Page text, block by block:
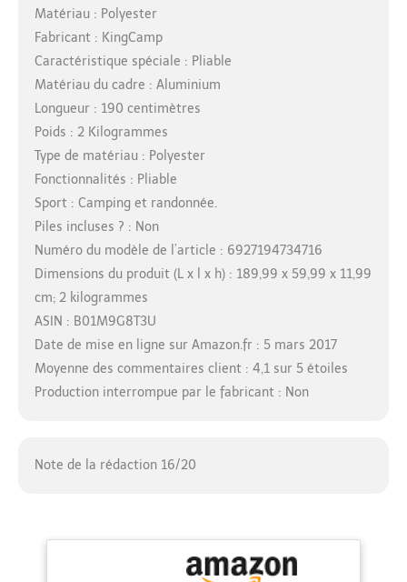
Matériau : Polyester
Fabricant : KingCamp
Caractéristique spéciale : Pliable
Matériau du cadre : Aluminium
Longueur : 190 centimètres
Poids : 2 Kilogrammes
Type de matériau : Polyester
Fonctionnalités : Pliable
Sport : Camping et randonnée.
Piles incluses ? : Non
Numéro du modèle de l’article : 6927194734716
Dimensions du produit (L x l x h) : 189,99 x 59,99 x 11,99
cm; 2 kilogrammes
ASIN : B01M9G8T3U
Date de mise en ligne sur Amazon.fr : 5 mars 2017
Moyenne des commentaires client : 4,1 sur 5 étoiles
Production interrompue par le fabricant : Non
Note de la rédaction 16/20